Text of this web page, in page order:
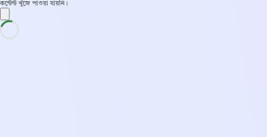
কন্টেন্ট খুঁজে পাওয়া যায়নি।